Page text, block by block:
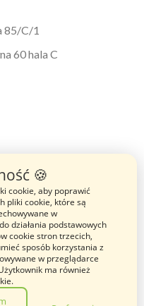
85/C/1
60 hala C
🍪
cookie, aby poprawić
pliki cookie, które są
w
działania podstawowych
cookie stron trzecich,
sposób korzystania z
w przeglądarce
ma również